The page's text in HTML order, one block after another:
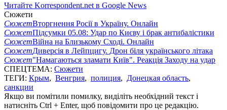
Читайте Korrespondent.net в Google News
Сюжети
СюжетВторгнення Росії в Україну. Онлайн
СюжетПідсумки 05.08: Удар по Києву і брак антибалістики
СюжетВійна на Близькому Сході. Онлайн
СюжетДиверсія в Лейпцигу. Дрон біля українського літака
Сюжет"Намагаються зламати Київ". Реакція Заходу на удар
СПЕЦТЕМА: Сюжети
ТЕГИ: Крым, Венгрия, полиция, Донецкая область,
санкции
Якщо ви помітили помилку, виділіть необхідний текст і
натисніть Ctrl + Enter, щоб повідомити про це редакцію.